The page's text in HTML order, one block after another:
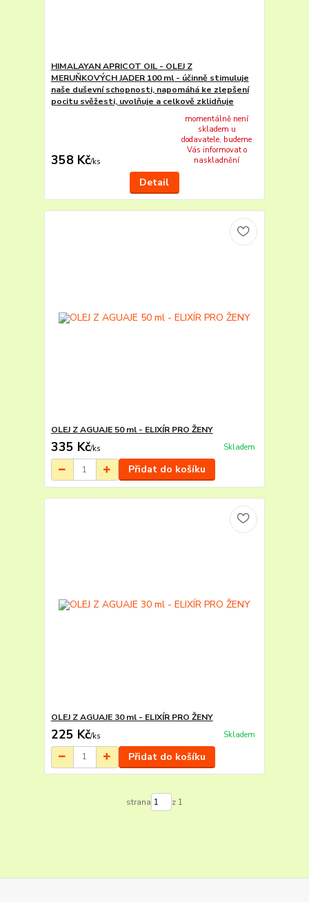
HIMALAYAN APRICOT OIL - OLEJ Z
MERUŇKOVÝCH JADER 100 ml - účinně stimuluje
naše duševní schopnosti, napomáhá ke zlepšení
pocitu svěžesti, uvolňuje a celkově zklidňuje
358 Kč/ks
momentálně není
skladem u
dodavatele, budeme
Vás informovat o
naskladnění
Detail
OLEJ Z AGUAJE 50 ml - ELIXÍR PRO ŽENY
335 Kč/ks Skladem
Přidat do košíku
OLEJ Z AGUAJE 30 ml - ELIXÍR PRO ŽENY
225 Kč/ks Skladem
Přidat do košíku
strana z 1